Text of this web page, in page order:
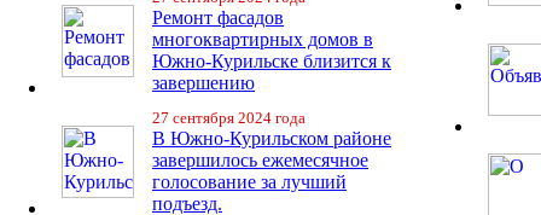
Ремонт фасадов
многоквартирных домов в
Южно-Курильске близится к
завершению
27 сентября 2024 года
В Южно-Курильском районе
завершилось ежемесячное
голосование за лучший
подъезд.